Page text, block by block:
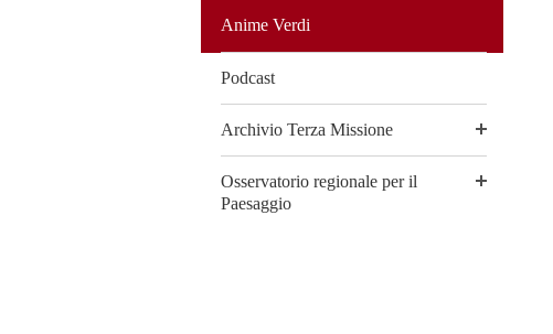
Anime Verdi
Podcast
Archivio Terza Missione
Osservatorio regionale per il
Paesaggio